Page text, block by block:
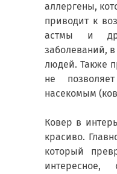
аллергены,
приводит к
астмы и
заболеваний,
людей. Также
не
насекомым
Ковер в
красиво.
который